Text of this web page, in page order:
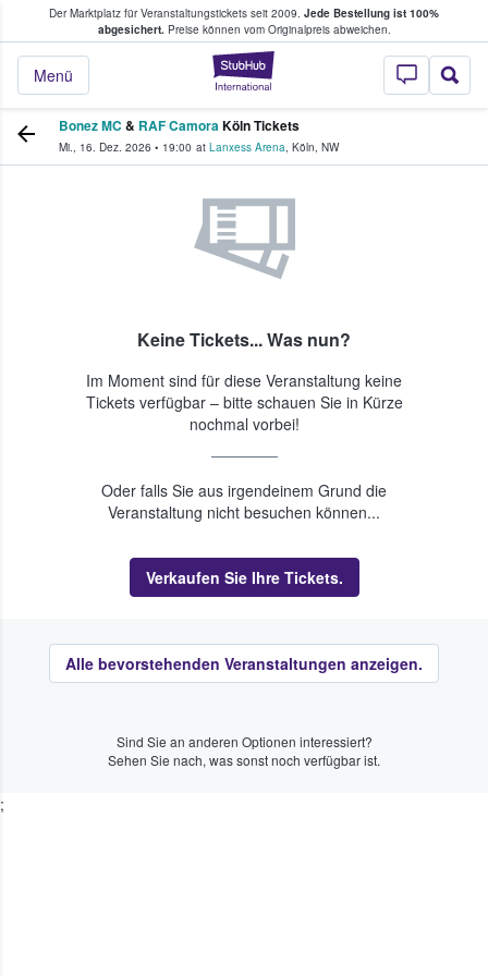
Der Marktplatz für Veranstaltungstickets seit 2009. Jede Bestellung ist 100%
abgesichert.Preise können vom Originalpreis abweichen.
StubHub - Wo
Menü
Tickets kaufen & verkaufen
Bonez MC & RAF CamoraKöln Tickets
Mi., 16. Dez. 2026 • 19:00 at Lanxess Arena, Köln, NW
Keine Tickets... Was nun?
Im Moment sind für diese Veranstaltung keine
Tickets verfügbar – bitte schauen Sie in Kürze
nochmal vorbei!
Oder falls Sie aus irgendeinem Grund die
Veranstaltung nicht besuchen können...
Verkaufen Sie Ihre Tickets.
Alle bevorstehenden Veranstaltungen anzeigen.
Sind Sie an anderen Optionen interessiert?
Sehen Sie nach, was sonst noch verfügbar ist.
;